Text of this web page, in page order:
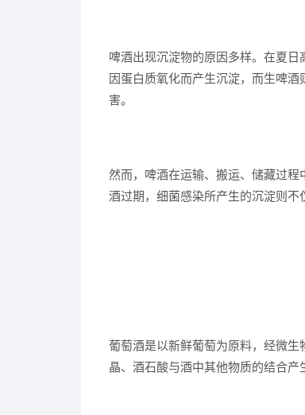
啤酒出现沉淀物的原因多样。在夏
因蛋白质氧化而产生沉淀，而生啤
害。
然而，啤酒在运输、搬运、储藏过
酒过期，细菌感染所产生的沉淀则不
葡萄酒是以新鲜葡萄为原料，经微
晶、酒石酸与酒中其他物质的结合产